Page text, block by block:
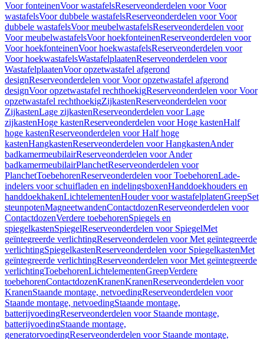
Voor fonteinenVoor wastafelsReserveonderdelen voor Voor
wastafelsVoor dubbele wastafelsReserveonderdelen voor Voor
dubbele wastafelsVoor meubelwastafelsReserveonderdelen voor
Voor meubelwastafelsVoor hoekfonteinenReserveonderdelen voor
Voor hoekfonteinenVoor hoekwastafelsReserveonderdelen voor
Voor hoekwastafelsWastafelplaatenReserveonderdelen voor
WastafelplaatenVoor opzetwastafel afgerond
designReserveonderdelen voor Voor opzetwastafel afgerond
designVoor opzetwastafel rechthoekigReserveonderdelen voor Voor
opzetwastafel rechthoekigZijkastenReserveonderdelen voor
ZijkastenLage zijkastenReserveonderdelen voor Lage
zijkastenHoge kastenReserveonderdelen voor Hoge kastenHalf
hoge kastenReserveonderdelen voor Half hoge
kastenHangkastenReserveonderdelen voor HangkastenAnder
badkamermeubilairReserveonderdelen voor Ander
badkamermeubilairPlanchetReserveonderdelen voor
PlanchetToebehorenReserveonderdelen voor ToebehorenLade-
indelers voor schuifladen en indelingsboxenHanddoekhouders en
handdoekhakenLichtelementenHouder voor wastafelplatenGreepSet
steunpotenMagneetwandenContactdozenReserveonderdelen voor
ContactdozenVerdere toebehorenSpiegels en
spiegelkastenSpiegelReserveonderdelen voor SpiegelMet
geïntegreerde verlichtingReserveonderdelen voor Met geïntegreerde
verlichtingSpiegelkastenReserveonderdelen voor SpiegelkastenMet
geïntegreerde verlichtingReserveonderdelen voor Met geïntegreerde
verlichtingToebehorenLichtelementenGreepVerdere
toebehorenContactdozenKranenKranenReserveonderdelen voor
KranenStaande montage, netvoedingReserveonderdelen voor
Staande montage, netvoedingStaande montage,
batterijvoedingReserveonderdelen voor Staande montage,
batterijvoedingStaande montage,
generatorvoedingReserveonderdelen voor Staande montage,